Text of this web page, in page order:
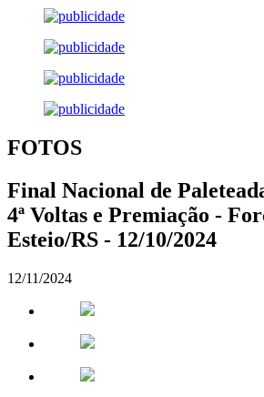
FOTOS
Final Nacional de
4ª Voltas e Premiação -
Esteio/RS - 12/10/2024
12/11/2024